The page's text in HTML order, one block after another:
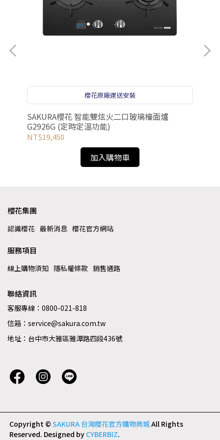
櫻花原廠運送安裝
SAKURA櫻花 智能雙炫火二口玻璃檯面爐
G2926G (定時定溫功能)
NT$19,450
加入購物車
櫻花集團
認識櫻花 最新消息 櫻花官方網站
服務項目
線上購物須知 隱私權條款 銷售通路
聯絡資訊
客服專線：0800-021-818
信箱：service@sakura.com.tw
地址：台中市大雅區雅潭路四段436號
Copyright © SAKURA 台灣櫻花官方購物商城All Rights
Reserved. Designed by CYBERBIZ.